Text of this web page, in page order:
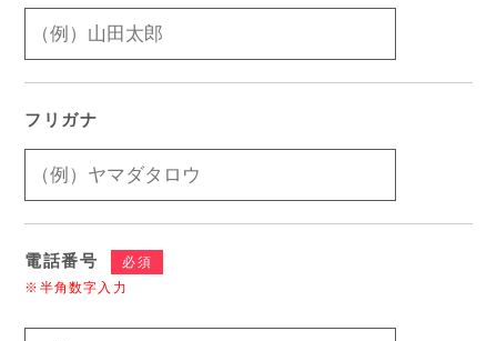
フリガナ
電話番号
必須
※半角数字入力